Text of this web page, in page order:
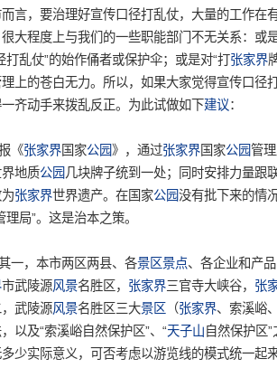
言，要治理好宣传口径打乱仗，大量的工作在
大程度上与我们的一些职能部门不无关系：或
打乱仗”的始作俑者或保护伞；或是对“打张家界
上的苍白无力。所以，如果大家觉得宣传口径
齐动手来拨乱反正。为此试做如下建议：
《张家界国家公园》，通过张家界国家公园管
地质公园 几块牌子统到一处；同时安排力量跟
张家界世界遗产。在国家公园没有批下来的情
理局”。这是治本之策。
一，本市两区两县、各景区景点、各企业和产
市武陵源风景名胜区， 张家界三官寺大峡谷， 张
武陵源风景名胜区三大景区 （张家界、索溪峪
以及“索溪峪自然保护区”、“天子山 自然保护区
少实际意义，可否考虑以游览线的模式统一起